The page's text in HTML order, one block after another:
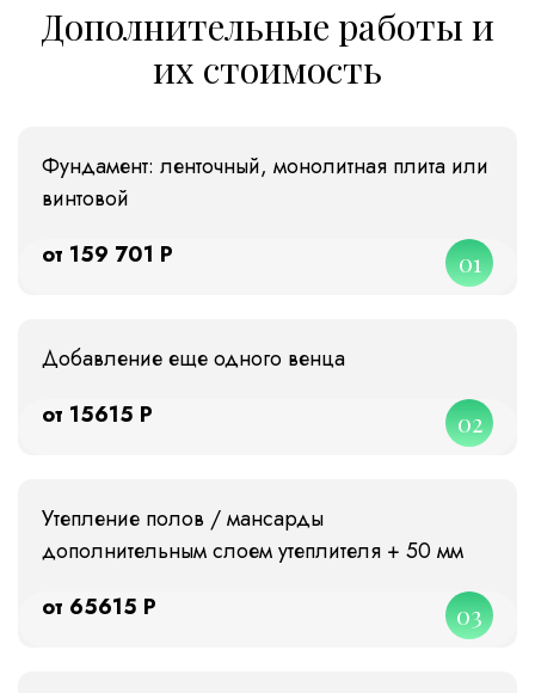
Дополнительные работы и
их стоимость
Фундамент: ленточный, монолитная плита или
винтовой
от 159 701 Р
01
Добавление еще одного венца
от 15615 Р
02
Утепление полов / мансарды
дополнительным слоем утеплителя + 50 мм
от 65615 Р
03